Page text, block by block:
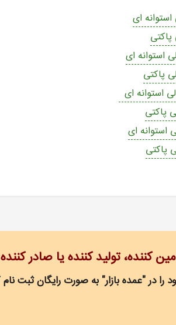
ای
استوانه ای
پاکتی
استوانه ای
پاکتی
استوانه ای
پاکتی
کننده، تولید کننده یا صادر
در "عمده بازار" به صورت رایگان ثبت نام